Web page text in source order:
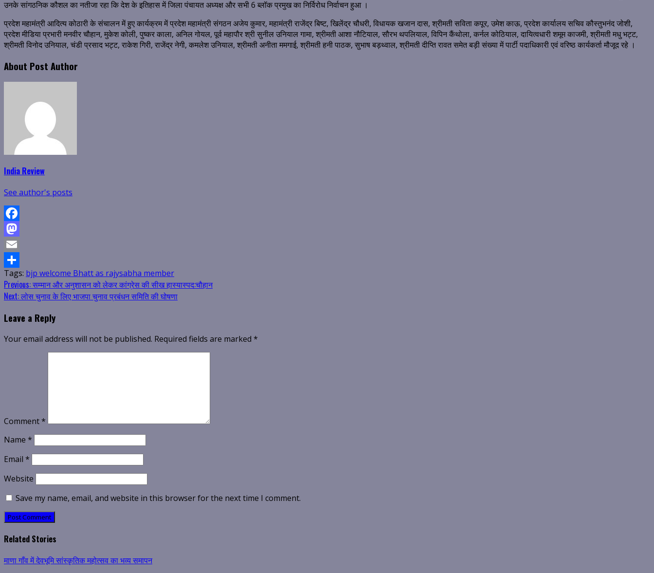
उनके सांगठनिक कौशल का नतीजा रहा कि देश के इतिहास में जिला पंचायत अध्यक्ष और सभी 6 ब्लॉक प्रमुख का निर्विरोध निर्वाचन हुआ ।
प्रदेश महामंत्री आदित्य कोठारी के संचालन में हुए कार्यक्रम में प्रदेश महामंत्री संगठन अजेय कुमार, महामंत्री राजेंद्र बिष्ट, खिलेंद्र चौधरी, विधायक खजान दास, श्रीमती सविता कपूर, उमेश काऊ, प्रदेश कार्यालय सचिव कौस्तुभनंद जोशी,
प्रदेश मीडिया प्रभारी मनवीर चौहान, मुकेश कोली, पुष्कर काला, अनिल गोयल, पूर्व महापौर श्री सुनील उनियाल गामा, श्रीमती आशा नौटियाल, सौरभ थपलियाल, विपिन कैंथोला, कर्नल कोठियाल, दायित्वधारी शमूम काजमी, श्रीमती मधु भट्ट,
श्रीमती विनोद उनियाल, चंडी प्रसाद भट्ट, राकेश गिरी, राजेंद्र नेगी, कमलेश उनियाल, श्रीमती अनीता ममगाई, श्रीमती हनी पाठक, सुभाष बड़थ्वाल, श्रीमती दीप्ति रावत समेत बड़ी संख्या में पार्टी पदाधिकारी एवं वरिष्ठ कार्यकर्ता मौजूद रहे ।
About Post Author
India Review
See author's posts
Facebook
Mastodon
Email
Share
Tags: bjp welcome Bhatt as rajysabha member
Continue
Reading
Previous:सम्मान और अनुशासन को लेकर कांग्रेस की सीख हास्यास्पद:चौहान
Next:लोस चुनाव के लिए भाजपा चुनाव प्रबंधन समिति की घोषणा
Leave a Reply
Your email address will not be published. Required fields are marked *
Comment*
Name *
Email *
Website
Save my name, email, and website in this browser for the next time I comment.
Related Stories
माणा गाँव में देवभूमि सांस्कृतिक महोत्सव का भव्य समापन